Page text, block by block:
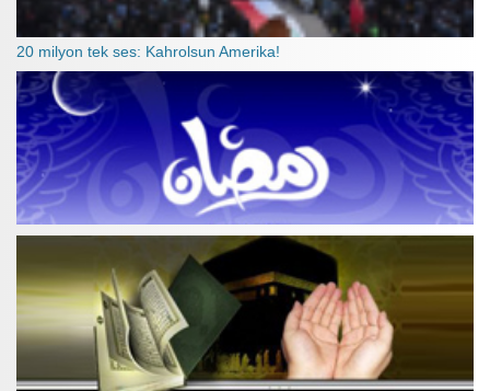
20 milyon tek ses: Kahrolsun Amerika!